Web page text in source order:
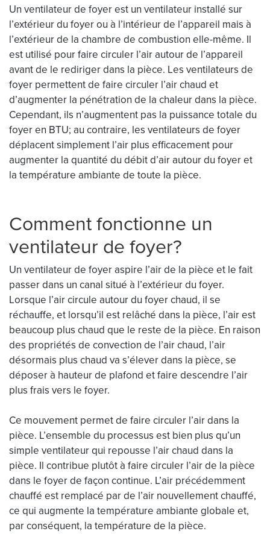
Un ventilateur de foyer est un ventilateur installé sur
l’extérieur du foyer ou à l’intérieur de l’appareil mais à
l’extérieur de la chambre de combustion elle-même. Il
est utilisé pour faire circuler l’air autour de l’appareil
avant de le rediriger dans la pièce. Les ventilateurs de
foyer permettent de faire circuler l’air chaud et
d’augmenter la pénétration de la chaleur dans la pièce.
Cependant, ils n’augmentent pas la puissance totale du
foyer en BTU; au contraire, les ventilateurs de foyer
déplacent simplement l’air plus efficacement pour
augmenter la quantité du débit d’air autour du foyer et
la température ambiante de toute la pièce.
Comment fonctionne un
ventilateur de foyer?
Un ventilateur de foyer aspire l’air de la pièce et le fait
passer dans un canal situé à l’extérieur du foyer.
Lorsque l’air circule autour du foyer chaud, il se
réchauffe, et lorsqu’il est relâché dans la pièce, l’air est
beaucoup plus chaud que le reste de la pièce. En raison
des propriétés de convection de l’air chaud, l’air
désormais plus chaud va s’élever dans la pièce, se
déposer à hauteur de plafond et faire descendre l’air
plus frais vers le foyer.
Ce mouvement permet de faire circuler l’air dans la
pièce. L’ensemble du processus est bien plus qu’un
simple ventilateur qui repousse l’air chaud dans la
pièce. Il contribue plutôt à faire circuler l’air de la pièce
dans le foyer de façon continue. L’air précédemment
chauffé est remplacé par de l’air nouvellement chauffé,
ce qui augmente la température ambiante globale et,
par conséquent, la température de la pièce.